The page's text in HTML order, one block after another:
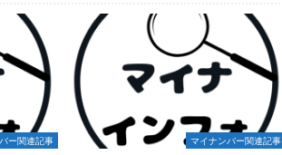
ー関連記事 マイナンバー関連記事